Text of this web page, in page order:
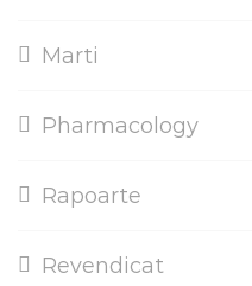
Marti
Pharmacology
Rapoarte
Revendicat